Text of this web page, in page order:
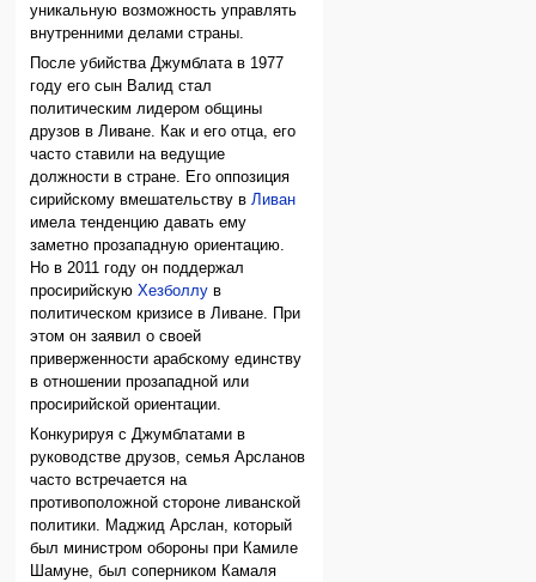
уникальную возможность управлять
внутренними делами страны.
После убийства Джумблата в 1977
году его сын Валид стал
политическим лидером общины
друзов в Ливане. Как и его отца, его
часто ставили на ведущие
должности в стране. Его оппозиция
сирийскому вмешательству вЛиван
имела тенденцию давать ему
заметно прозападную ориентацию.
Но в 2011 году он поддержал
просирийскуюХезболлу в
политическом кризисе в Ливане. При
этом он заявил о своей
приверженности арабскому единству
в отношении прозападной или
просирийской ориентации.
Конкурируя с Джумблатами в
руководстве друзов, семья Арсланов
часто встречается на
противоположной стороне ливанской
политики. Маджид Арслан, который
был министром обороны при Камиле
Шамуне, был соперником Камаля